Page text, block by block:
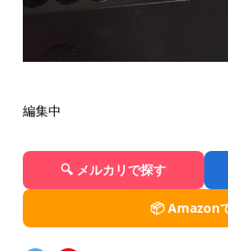
編集中
🔍 メルカリで探す
📦 Amazon